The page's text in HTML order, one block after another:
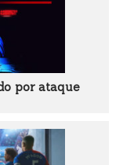
por ataque